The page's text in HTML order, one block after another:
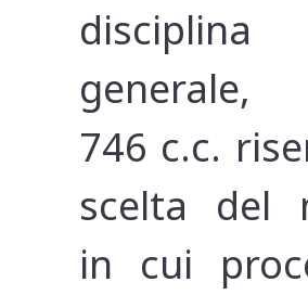
disciplina
generale,
746 c.c.
scelta del
in cui